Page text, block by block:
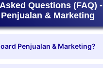
Questions (FAQ) -
& Marketing
Penjualan & Marketing?